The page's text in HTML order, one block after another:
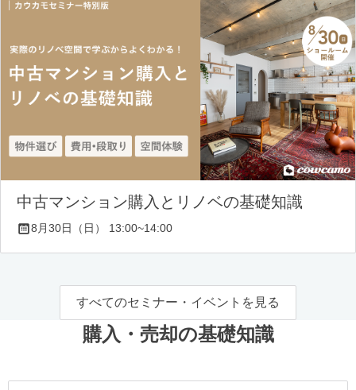
中古マンション購入とリノベの基礎知識
8月30日（日） 13:00~14:00
すべてのセミナー・イベントを見る
購入・売却の基礎知識